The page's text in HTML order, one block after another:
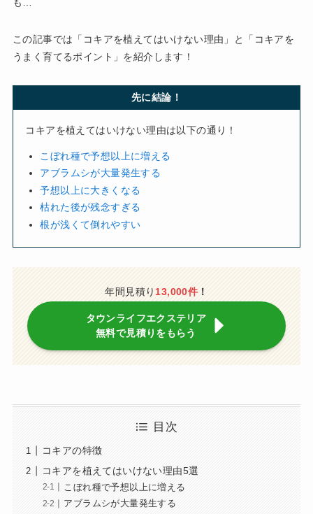
この記事では「コキアを植えてはいけない理由」と「コキアを
うまく育てるポイント」を紹介します！
先に結論！
コキアを植えてはいけない理由は以下の通り！
こぼれ種で予想以上に増える
アブラムシが大量発生する
予想以上に大きくなる
枯れた後が残念すぎる
根が浅くて倒れやすい
年間見積り 13,000件！
タウンライフエクステリア
無料で見積りをもらう
目次
コキアの特徴
コキアを植えてはいけない理由5選
こぼれ種で予想以上に増える
アブラムシが大量発生する